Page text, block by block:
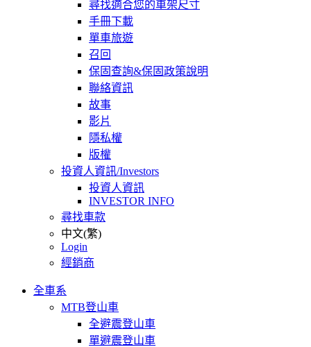
尋找適合您的車架尺寸
手冊下載
單車旅遊
召回
保固查詢&保固政策說明
聯絡資訊
故事
影片
隱私權
版權
投資人資訊/Investors
投資人資訊
INVESTOR INFO
尋找車款
中文(繁)
Login
經銷商
全車系
MTB登山車
全避震登山車
單避震登山車